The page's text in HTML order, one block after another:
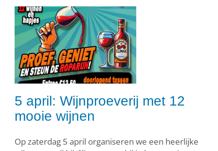
5 april: Wijnproeverij met 12
mooie wijnen
Op zaterdag 5 april organiseren we een heerlijke